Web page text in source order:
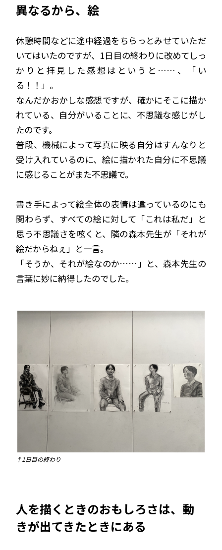
異なるから、絵
休憩時間などに途中経過をちらっとみせていただ
いてはいたのですが、1日目の終わりに改めてしっ
かりと拝見した感想はというと……、「い
る！！」。
なんだかおかしな感想ですが、確かにそこに描か
れている、自分がいることに、不思議な感じがし
たのです。
普段、機械によって写真に映る自分はすんなりと
受け入れているのに、絵に描かれた自分に不思議
に感じることがまた不思議で。
書き手によって絵全体の表情は違っているのにも
関わらず、すべての絵に対して「これは私だ」と
思う不思議さを呟くと、隣の森本先生が「それが
絵だからねぇ」と一言。
「そうか、それが絵なのか……」と、森本先生の
言葉に妙に納得したのでした。
↑1日目の終わり
人を描くときのおもしろさは、動
きが出てきたときにある